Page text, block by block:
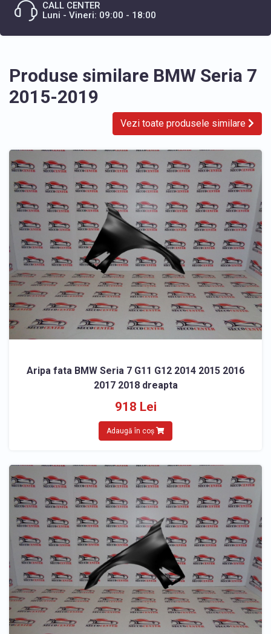
CALL CENTER
Luni - Vineri: 09:00 - 18:00
Produse similare BMW Seria 7
2015-2019
Vezi toate produsele similare
Aripa fata BMW Seria 7 G11 G12 2014 2015 2016
2017 2018 dreapta
918 Lei
Adaugă în coș